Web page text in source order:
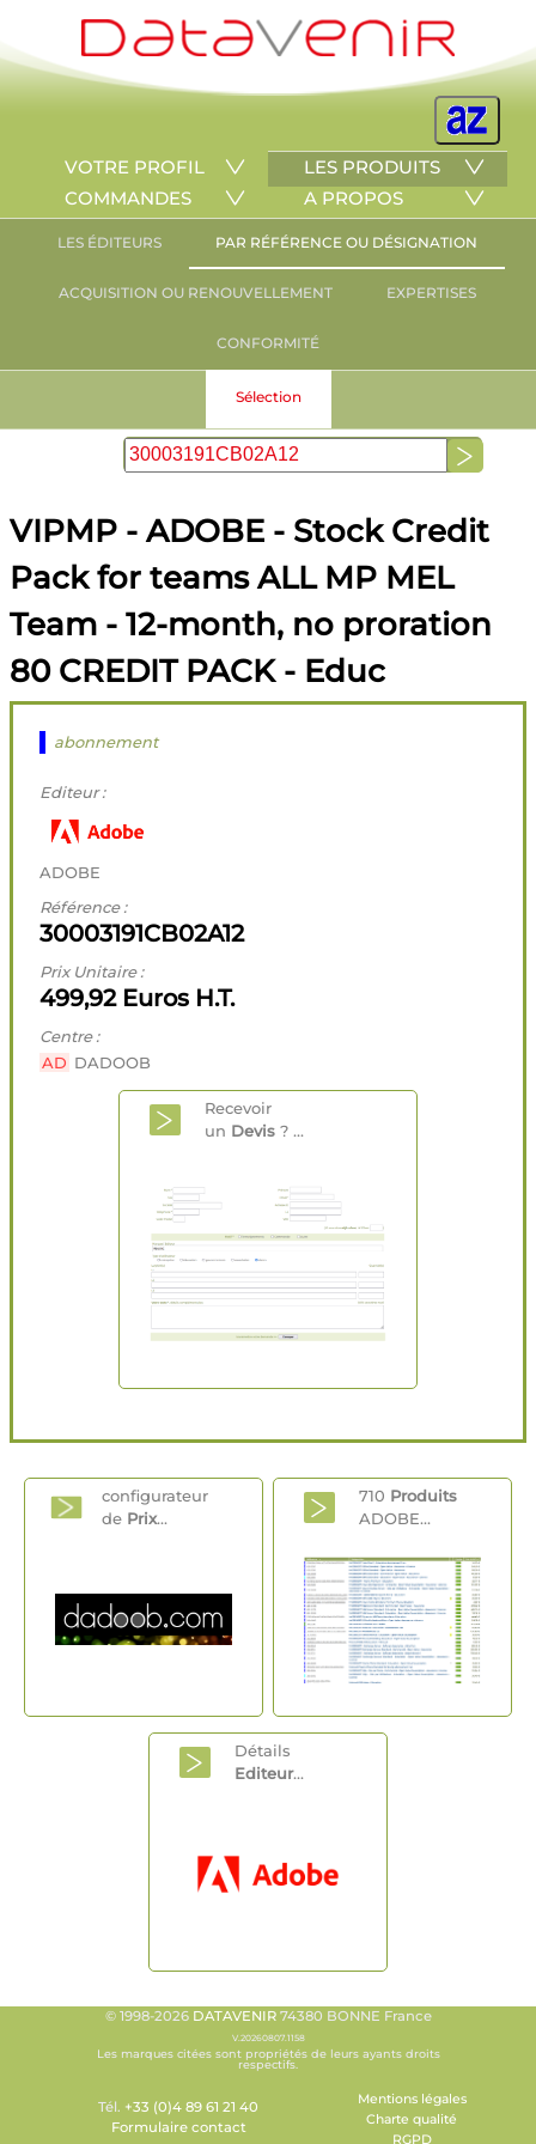
VOTRE PROFIL
LES PRODUITS
COMMANDES
A PROPOS
LES ÉDITEURS PAR RÉFÉRENCE OU DÉSIGNATION
ACQUISITION OU RENOUVELLEMENT EXPERTISES
CONFORMITÉ
Sélection
VIPMP - ADOBE - Stock Credit
Pack for teams ALL MP MEL
Team - 12-month, no proration
80 CREDIT PACK - Educ
abonnement
Editeur :
ADOBE
Référence :
30003191CB02A12
Prix Unitaire :
499,92 Euros H.T.
Centre :
AD DADOOB
Recevoir
un Devis ? ...
configurateur
de Prix...
710 Produits
ADOBE...
Détails
Editeur...
© 1998-2026 DATAVENIR74380 BONNE France
V.20260807.1158
Les marques citées sont propriétés de leurs ayants droits
respectifs.
Tél. +33 (0)4 89 61 21 40
Formulaire contact
Mentions légales
Charte qualité
RGPD